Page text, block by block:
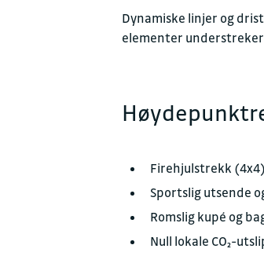
Dynamiske linjer og
elementer
Firehjulstrekk (4x4)
Sportslig utsende
Romslig kupé og
Null lokale CO₂-